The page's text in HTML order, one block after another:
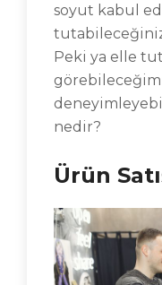
soyut kabul
Peki ya elle
nedir?
Ürün